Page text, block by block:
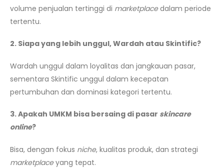
volume penjualan tertinggi di marketplacedalam periode
tertentu.
2. Siapa yang lebih unggul, Wardah atau Skintific?
Wardah unggul dalam loyalitas dan jangkauan pasar,
sementara Skintific unggul dalam kecepatan
pertumbuhan dan dominasi kategori tertentu.
3. Apakah UMKM bisa bersaing di pasar skincare
online?
Bisa, dengan fokus niche, kualitas produk, dan strategi
marketplaceyang tepat.